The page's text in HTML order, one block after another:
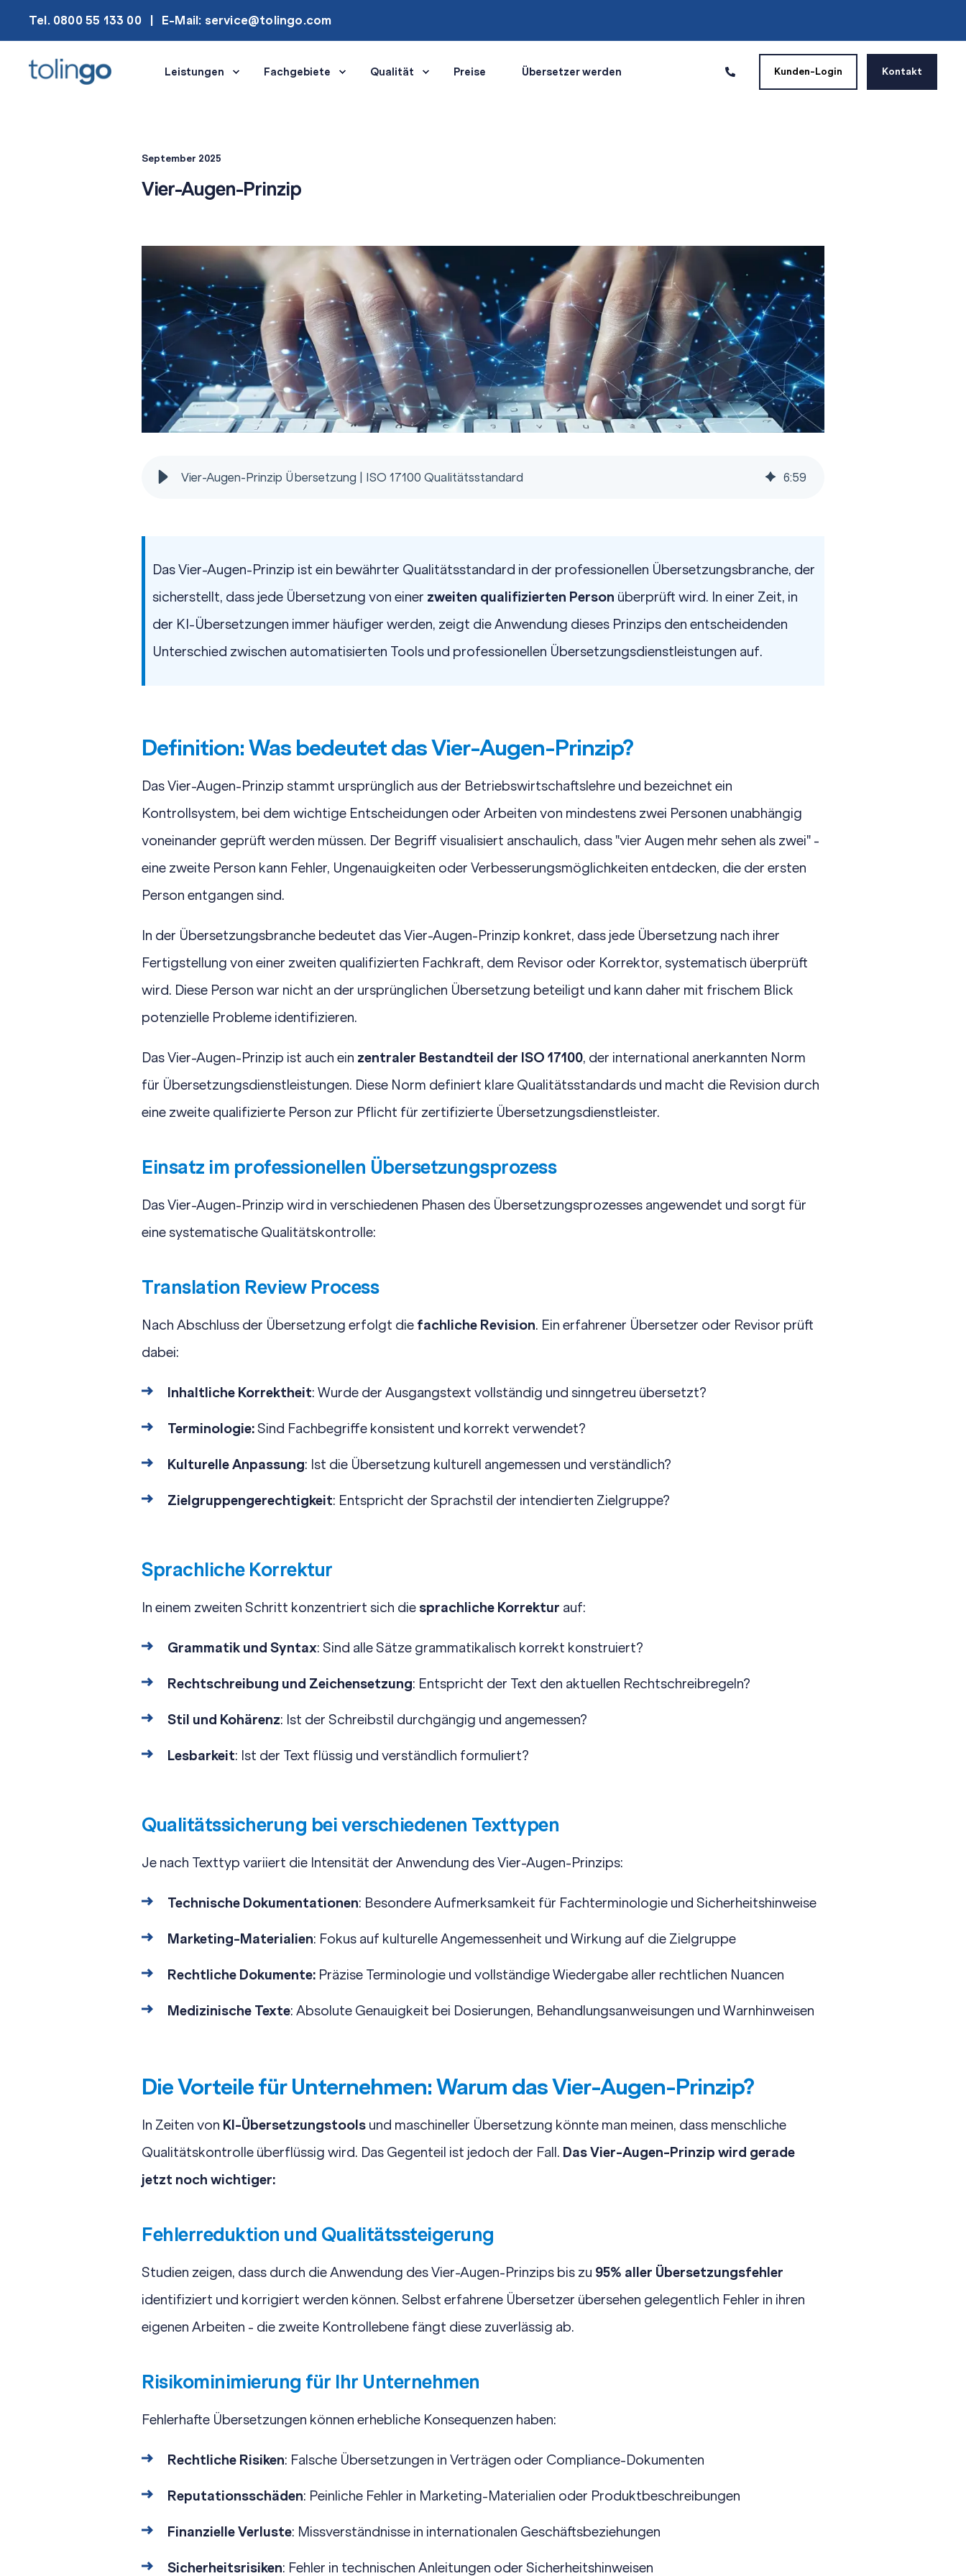
Tel. 0800 55 133 00 E-Mail: service@tolingo.com
Leistungen Fachgebiete Qualität Preise Übersetzer werden Kunden-Login Kontakt
September 2025
Vier-Augen-Prinzip
Vier-Augen-Prinzip Übersetzung | ISO 17100 Qualitätsstandard 6:59
Das Vier-Augen-Prinzip ist ein bewährter Qualitätsstandard in der professionellen Übersetzungsbranche, der
sicherstellt, dass jede Übersetzung von einer zweiten qualifizierten Person überprüft wird. In einer Zeit, in
der KI-Übersetzungen immer häufiger werden, zeigt die Anwendung dieses Prinzips den entscheidenden
Unterschied zwischen automatisierten Tools und professionellen Übersetzungsdienstleistungen auf.
Definition: Was bedeutet das Vier-Augen-Prinzip?
Das Vier-Augen-Prinzip stammt ursprünglich aus der Betriebswirtschaftslehre und bezeichnet ein
Kontrollsystem, bei dem wichtige Entscheidungen oder Arbeiten von mindestens zwei Personen unabhängig
voneinander geprüft werden müssen. Der Begriff visualisiert anschaulich, dass "vier Augen mehr sehen als zwei" -
eine zweite Person kann Fehler, Ungenauigkeiten oder Verbesserungsmöglichkeiten entdecken, die der ersten
Person entgangen sind.
In der Übersetzungsbranche bedeutet das Vier-Augen-Prinzip konkret, dass jede Übersetzung nach ihrer
Fertigstellung von einer zweiten qualifizierten Fachkraft, dem Revisor oder Korrektor, systematisch überprüft
wird. Diese Person war nicht an der ursprünglichen Übersetzung beteiligt und kann daher mit frischem Blick
potenzielle Probleme identifizieren.
Das Vier-Augen-Prinzip ist auch ein zentraler Bestandteil der ISO 17100, der international anerkannten Norm
für Übersetzungsdienstleistungen. Diese Norm definiert klare Qualitätsstandards und macht die Revision durch
eine zweite qualifizierte Person zur Pflicht für zertifizierte Übersetzungsdienstleister.
Einsatz im professionellen Übersetzungsprozess
Das Vier-Augen-Prinzip wird in verschiedenen Phasen des Übersetzungsprozesses angewendet und sorgt für
eine systematische Qualitätskontrolle:
Translation Review Process
Nach Abschluss der Übersetzung erfolgt die fachliche Revision. Ein erfahrener Übersetzer oder Revisor prüft
dabei:
Inhaltliche Korrektheit: Wurde der Ausgangstext vollständig und sinngetreu übersetzt?
Terminologie:Sind Fachbegriffe konsistent und korrekt verwendet?
Kulturelle Anpassung: Ist die Übersetzung kulturell angemessen und verständlich?
Zielgruppengerechtigkeit: Entspricht der Sprachstil der intendierten Zielgruppe?
Sprachliche Korrektur
In einem zweiten Schritt konzentriert sich die sprachliche Korrektur auf:
Grammatik und Syntax: Sind alle Sätze grammatikalisch korrekt konstruiert?
Rechtschreibung und Zeichensetzung: Entspricht der Text den aktuellen Rechtschreibregeln?
Stil und Kohärenz: Ist der Schreibstil durchgängig und angemessen?
Lesbarkeit: Ist der Text flüssig und verständlich formuliert?
Qualitätssicherung bei verschiedenen Texttypen
Je nach Texttyp variiert die Intensität der Anwendung des Vier-Augen-Prinzips:
Technische Dokumentationen: Besondere Aufmerksamkeit für Fachterminologie und Sicherheitshinweise
Marketing-Materialien: Fokus auf kulturelle Angemessenheit und Wirkung auf die Zielgruppe
Rechtliche Dokumente: Präzise Terminologie und vollständige Wiedergabe aller rechtlichen Nuancen
Medizinische Texte: Absolute Genauigkeit bei Dosierungen, Behandlungsanweisungen und Warnhinweisen
Die Vorteile für Unternehmen: Warum das Vier-Augen-Prinzip?
In Zeiten von KI-Übersetzungstools und maschineller Übersetzung könnte man meinen, dass menschliche
Qualitätskontrolle überflüssig wird. Das Gegenteil ist jedoch der Fall. Das Vier-Augen-Prinzip wird gerade
jetzt noch wichtiger:
Fehlerreduktion und Qualitätssteigerung
Studien zeigen, dass durch die Anwendung des Vier-Augen-Prinzips bis zu 95% aller Übersetzungsfehler
identifiziert und korrigiert werden können. Selbst erfahrene Übersetzer übersehen gelegentlich Fehler in ihren
eigenen Arbeiten - die zweite Kontrollebene fängt diese zuverlässig ab.
Risikominimierung für Ihr Unternehmen
Fehlerhafte Übersetzungen können erhebliche Konsequenzen haben:
Rechtliche Risiken: Falsche Übersetzungen in Verträgen oder Compliance-Dokumenten
Reputationsschäden: Peinliche Fehler in Marketing-Materialien oder Produktbeschreibungen
Finanzielle Verluste: Missverständnisse in internationalen Geschäftsbeziehungen
Sicherheitsrisiken: Fehler in technischen Anleitungen oder Sicherheitshinweisen